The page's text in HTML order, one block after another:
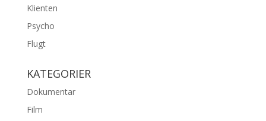
Klienten
Psycho
Flugt
KATEGORIER
Dokumentar
Film